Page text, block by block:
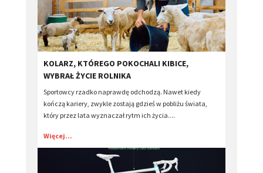
KOLARZ, KTÓREGO POKOCHALI KIBICE,
WYBRAŁ ŻYCIE ROLNIKA
Sportowcy rzadko naprawdę odchodzą. Nawet kiedy
kończą kariery, zwykle zostają gdzieś w pobliżu świata,
który przez lata wyznaczał rytm ich życia....
Więcej...